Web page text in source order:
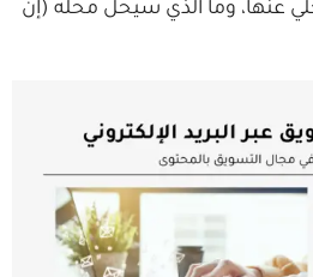
عنها، وما الذي سيحل محله (إن